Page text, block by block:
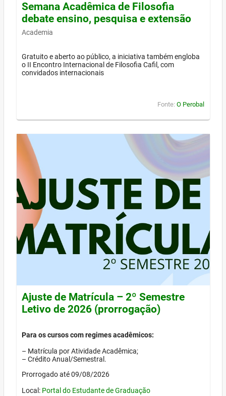
Semana Acadêmica de Filosofia
debate ensino, pesquisa e extensão
Academia
Gratuito e aberto ao público, a iniciativa também engloba
o II Encontro Internacional de Filosofia Cafil, com
convidados internacionais
Fonte: O Perobal
Ajuste de Matrícula – 2º Semestre
Letivo de 2026 (prorrogação)
Para os cursos com regimes acadêmicos:
– Matrícula por Atividade Acadêmica;
– Crédito Anual/Semestral.
Prorrogado até 09/08/2026
Local: Portal do Estudante de Graduação